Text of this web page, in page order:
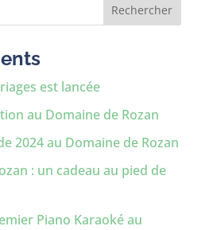
Rechercher
est lancée
au Domaine de Rozan
2024 au Domaine de Rozan
: un cadeau au pied de
Piano Karaoké au